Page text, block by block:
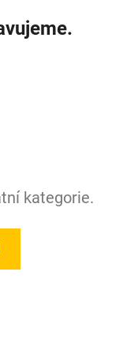
kategorie.